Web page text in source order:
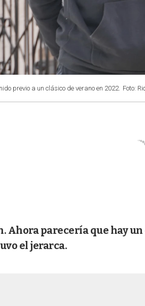
previo a un clásico de verano en 2022. Foto:
Ahora parecería que hay
el jerarca.